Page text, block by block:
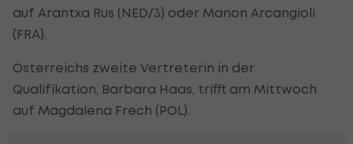
auf Arantxa Rus (NED/3) oder Manon Arcangioli
(FRA).
Österreichs zweite Vertreterin in der
Qualifikation, Barbara Haas, trifft am Mittwoch
auf Magdalena Frech (POL).